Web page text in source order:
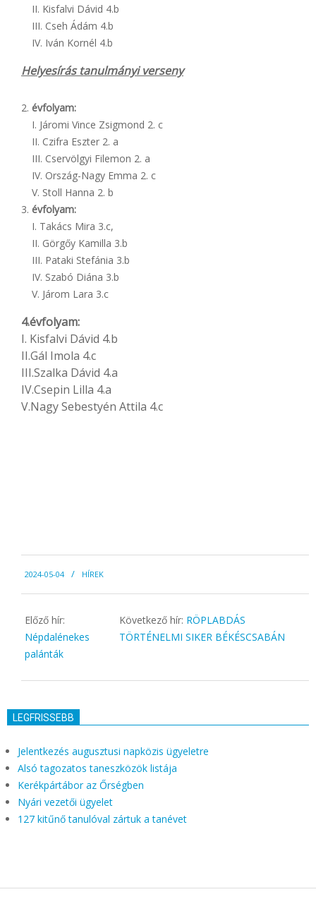
II. Kisfalvi Dávid 4.b
III. Cseh Ádám 4.b
IV. Iván Kornél 4.b
Helyesírás tanulmányi verseny
évfolyam:
I. Járomi Vince Zsigmond 2. c
II. Czifra Eszter 2. a
III. Cservölgyi Filemon 2. a
IV. Ország-Nagy Emma 2. c
V. Stoll Hanna 2. b
évfolyam:
I. Takács Mira 3.c,
II. Görgőy Kamilla 3.b
III. Pataki Stefánia 3.b
IV. Szabó Diána 3.b
V. Járom Lara 3.c
4.évfolyam:
I. Kisfalvi Dávid 4.b
II.Gál Imola 4.c
III.Szalka Dávid 4.a
IV.Csepin Lilla 4.a
V.Nagy Sebestyén Attila 4.c
05-
04
2024-05-04 HÍREK
Előző hír:
Népdalénekes
palánták
Következő hír: RÖPLABDÁS
TÖRTÉNELMI SIKER BÉKÉSCSABÁN
LEGFRISSEBB
Jelentkezés augusztusi napközis ügyeletre
Alsó tagozatos taneszközök listája
Kerékpártábor az Őrségben
Nyári vezetői ügyelet
127 kitűnő tanulóval zártuk a tanévet